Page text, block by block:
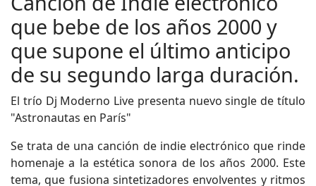
que bebe de los años 2000 y
que supone el último anticipo
de su segundo larga duración.
El trío Dj Moderno Live presenta nuevo single de título
"Astronautas en París"
Se trata de una canción de indie electrónico que rinde
homenaje a la estética sonora de los años 2000. Este
tema, que fusiona sintetizadores envolventes y ritmos